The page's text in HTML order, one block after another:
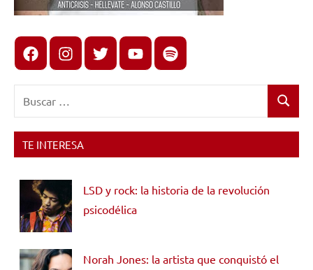
FacebookInstagram
X youtubespotify
Buscar
TE INTERESA
LSD y rock: la historia de la revolución
psicodélica
Norah Jones: la artista que conquistó el